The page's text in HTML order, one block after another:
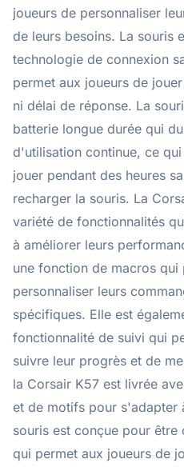
joueurs de personnaliser
de leurs besoins. La souris
technologie de connexion
permet aux joueurs de
ni délai de réponse. La
batterie longue durée qui
d'utilisation continue, ce
jouer pendant des heures
recharger la souris. La
variété de fonctionnalités
à améliorer leurs
une fonction de macros qui
personnaliser leurs
spécifiques. Elle est
fonctionnalité de suivi qui
suivre leur progrès et de
la Corsair K57 est livrée
et de motifs pour s'adapter
souris est conçue pour
qui permet aux joueurs de